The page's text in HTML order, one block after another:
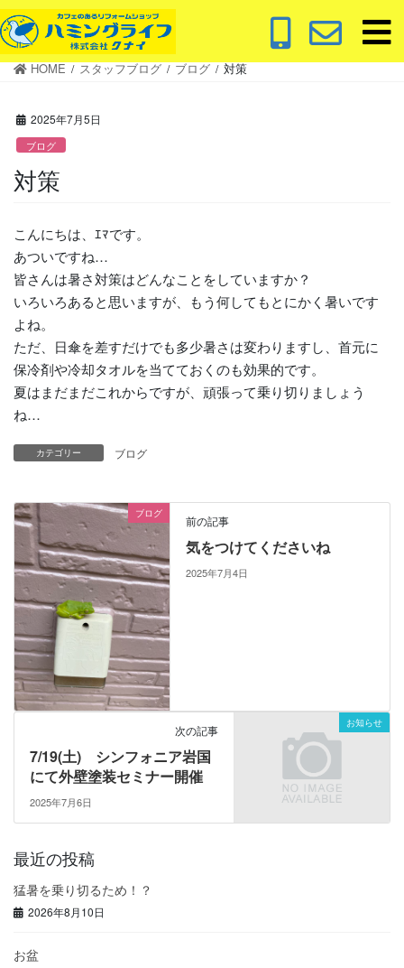
コ
ン
テ
ナ
ビ
ゲ
HOME スタッフブログ ブログ 対策
2025年7月5日
ブログ
対策
こんにちは、ｴﾏです。
あついですね…
皆さんは暑さ対策はどんなことをしていますか？
いろいろあると思いますが、もう何してもとにかく暑いです
よね。
ただ、日傘を差すだけでも多少暑さは変わりますし、首元に
保冷剤や冷却タオルを当てておくのも効果的です。
夏はまだまだこれからですが、頑張って乗り切りましょう
ね…
カテゴリー ブログ
ブログ 前の記事
気をつけてくださいね
2025年7月4日
お知らせ
次の記事
7/19(土) シンフォニア岩国
にて外壁塗装セミナー開催
2025年7月6日
最近の投稿
猛暑を乗り切るため！？
2026年8月10日
お盆